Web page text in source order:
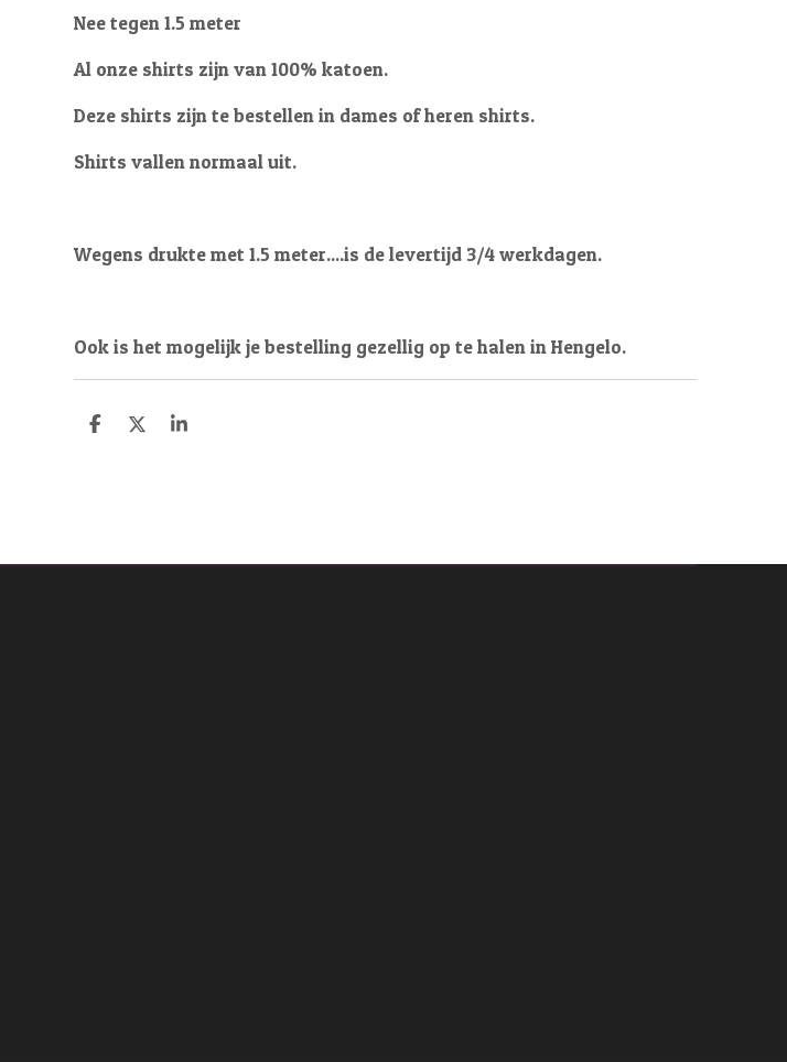
Nee tegen 1.5 meter
Al onze shirts zijn van 100% katoen.
Deze shirts zijn te bestellen in dames of heren shirts.
Shirts vallen normaal uit.
Wegens drukte met 1.5 meter....is de levertijd 3/4 werkdagen.
Ook is het mogelijk je bestelling gezellig op te halen in Hengelo.
D
D
S